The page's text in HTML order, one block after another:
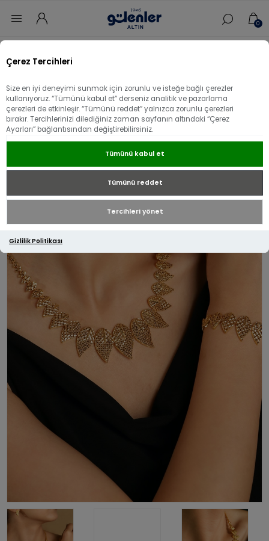
Çerez Tercihleri
Size en iyi deneyimi sunmak için zorunlu ve isteğe bağlı çerezler
kullanıyoruz. “Tümünü kabul et” derseniz analitik ve pazarlama
çerezleri de etkinleşir. “Tümünü reddet” yalnızca zorunlu çerezleri
bırakır. Tercihlerinizi dilediğiniz zaman sayfanın altındaki “Çerez
Ayarları” bağlantısından değiştirebilirsiniz.
Tümünü kabul et
Tümünü reddet
Tercihleri yönet
Gizlilik Politikası
0
22 Ayar Altın Kalemli Set